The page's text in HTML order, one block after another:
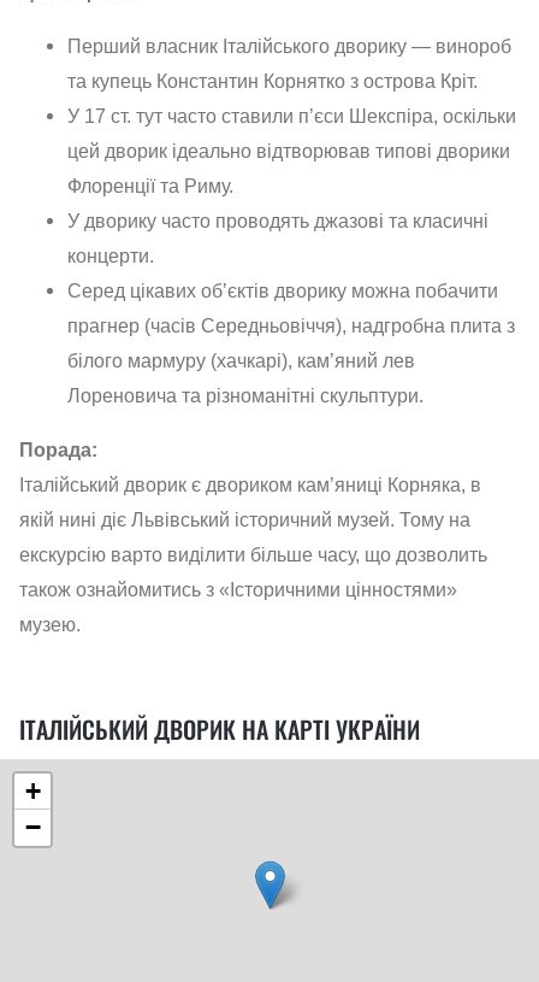
Перший власник Італійського дворику — винороб
та купець Константин Корнятко з острова Кріт.
У 17 ст. тут часто ставили п’єси Шекспіра, оскільки
цей дворик ідеально відтворював типові дворики
Флоренції та Риму.
У дворику часто проводять джазові та класичні
концерти.
Серед цікавих об’єктів дворику можна побачити
прагнер (часів Середньовіччя), надгробна плита з
білого мармуру (хачкарі), кам’яний лев
Лореновича та різноманітні скульптури.
Порада:
Італійський дворик є двориком кам’яниці Корняка, в
якій нині діє Львівський історичний музей. Тому на
екскурсію варто виділити більше часу, що дозволить
також ознайомитись з «Історичними цінностями»
музею.
ІТАЛІЙСЬКИЙ ДВОРИК НА КАРТІ УКРАЇНИ
+
−